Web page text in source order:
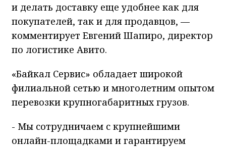
и делать доставку еще удобнее как для
покупателей, так и для продавцов, —
комментирует Евгений Шапиро, директор
по логистике Авито.
«Байкал Сервис» обладает широкой
филиальной сетью и многолетним опытом
перевозки крупногабаритных грузов.
- Мы сотрудничаем с крупнейшими
онлайн-площадками и гарантируем